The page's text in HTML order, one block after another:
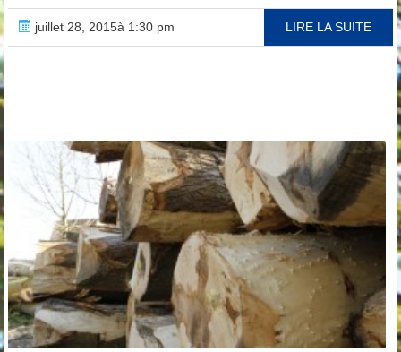
juillet 28, 2015à 1:30 pm LIRE LA SUITE